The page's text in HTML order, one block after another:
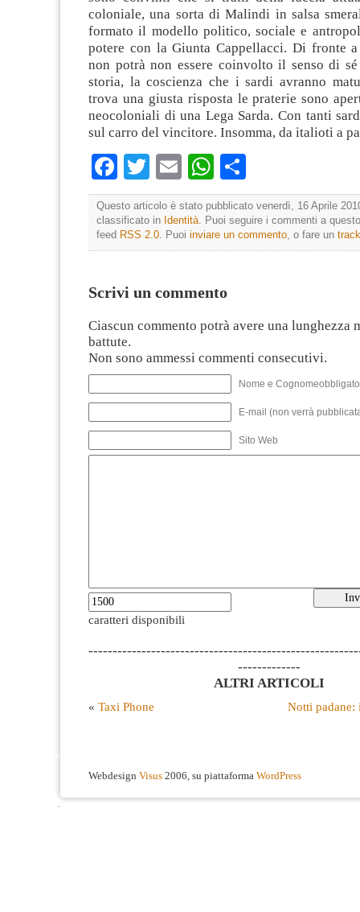
coloniale, una sorta di Malindi in salsa
formato il modello politico, sociale e
potere con la Giunta Cappellacci. Di fronte
non potrà non essere coinvolto il senso di
storia, la coscienza che i sardi avranno
trova una giusta risposta le praterie sono
neocoloniali di una Lega Sarda. Con tanti
sul carro del vincitore. Insomma, da italioti a
Facebook
TwitterEmailWhatsApp
Questo articolo è stato pubblicato venerdì, 16 Aprile
classificato in Identità. Puoi seguire i commenti a
feed RSS 2.0. Puoi inviare un commento, o fare un
Scrivi un commento
Ciascun commento potrà avere una lunghezza
battute.
Non sono ammessi commenti consecutivi.
Nome e
E-mail (non verrà
Sito Web
caratteri disponibili
-------------
ALTRI ARTICOLI
« Taxi Phone Notti
Webdesign Visus 2006, su piattaforma WordPress